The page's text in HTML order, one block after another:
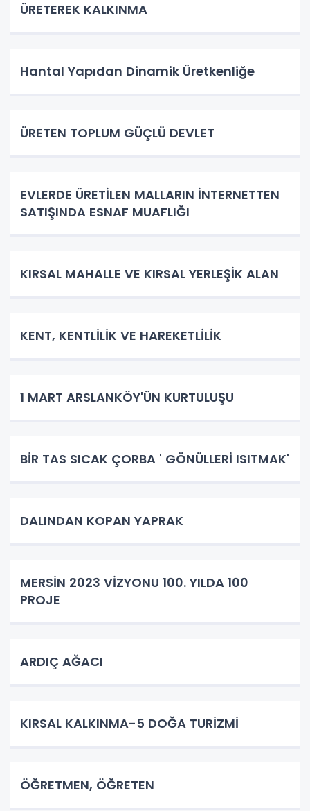
ÜRETEREK KALKINMA
Hantal Yapıdan Dinamik Üretkenliğe
ÜRETEN TOPLUM GÜÇLÜ DEVLET
EVLERDE ÜRETİLEN MALLARIN İNTERNETTEN
SATIŞINDA ESNAF MUAFLIĞI
KIRSAL MAHALLE VE KIRSAL YERLEŞİK ALAN
KENT, KENTLİLİK VE HAREKETLİLİK
1 MART ARSLANKÖY'ÜN KURTULUŞU
BİR TAS SICAK ÇORBA ' GÖNÜLLERİ ISITMAK'
DALINDAN KOPAN YAPRAK
MERSİN 2023 VİZYONU 100. YILDA 100
PROJE
ARDIÇ AĞACI
KIRSAL KALKINMA-5 DOĞA TURİZMİ
ÖĞRETMEN, ÖĞRETEN